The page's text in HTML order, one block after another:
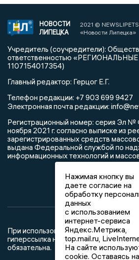
НОВОСТИ
ЛИПЕЦКА
2021 ©
«Новости Липецка»
Учредитель (соучредители):
ответственностью
1107154017354)
Главный редактор: Герцог Е.Г.
Телефон редакции: +7 903 699 9427
Электронная почта редакции:
Регистрационный номер: серия Эл
ноября 2021 г. согласно выписке из
зарегистрированных средств
выдана Федеральной службой по
информационных технологий и
При использовании любого
гиперссылка на Сетевое издание
обязательна.
Нажимая кнопку вы
даете согласие на
обработку
данных
с использованием
интернет-сервиса
Яндекс.Метрика,
top.mail.ru,
На сайте
cookie. Оставаясь на